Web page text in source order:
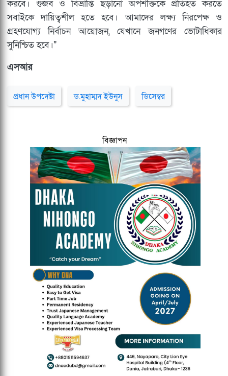
করবে। গুজব ও বিভ্রান্তি ছড়ানো অপশক্তিকে প্রতিহত করতে
সবাইকে দায়িত্বশীল হতে হবে। আমাদের লক্ষ্য নিরপেক্ষ ও
গ্রহণযোগ্য নির্বাচন আয়োজন, যেখানে জনগণের ভোটাধিকার
সুনিশ্চিত হবে।"
এসআর
প্রধান উপদেষ্টা ড.মুহাম্মদ ইউনুস ডিসেম্বর
বিজ্ঞাপন